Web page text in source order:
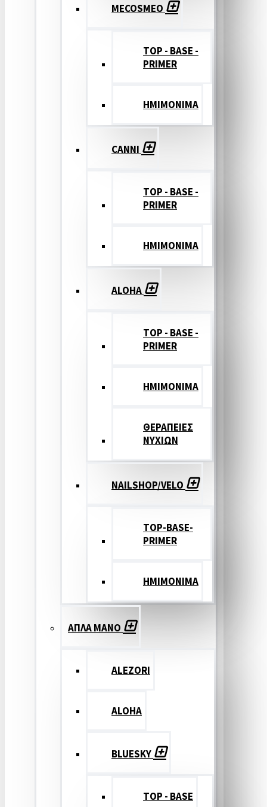
MECOSMEO
TOP - BASE -
PRIMER
ΗΜΙΜΟΝΙΜΑ
CANNI
TOP - BASE -
PRIMER
ΗΜΙΜΟΝΙΜΑ
ALOHA
TOP - BASE -
PRIMER
ΗΜΙΜΟΝΙΜΑ
ΘΕΡΑΠΕΙΕΣ
ΝΥΧΙΩΝ
NAILSHOP/VELO
TOP-BASE-
PRIMER
ΗΜΙΜΟΝΙΜΑ
ΑΠΛΑ ΜΑΝΟ
ALEZORI
ALOHA
BLUESKY
TOP - BASE